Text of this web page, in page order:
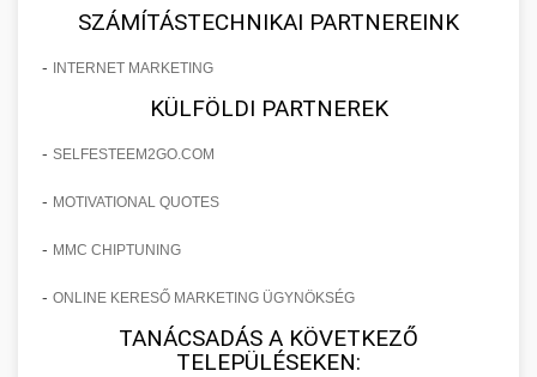
SZÁMÍTÁSTECHNIKAI PARTNEREINK
- INTERNET MARKETING
KÜLFÖLDI PARTNEREK
- SELFESTEEM2GO.COM
- MOTIVATIONAL QUOTES
- MMC CHIPTUNING
- ONLINE KERESŐ MARKETING ÜGYNÖKSÉG
TANÁCSADÁS A KÖVETKEZŐ
TELEPÜLÉSEKEN: